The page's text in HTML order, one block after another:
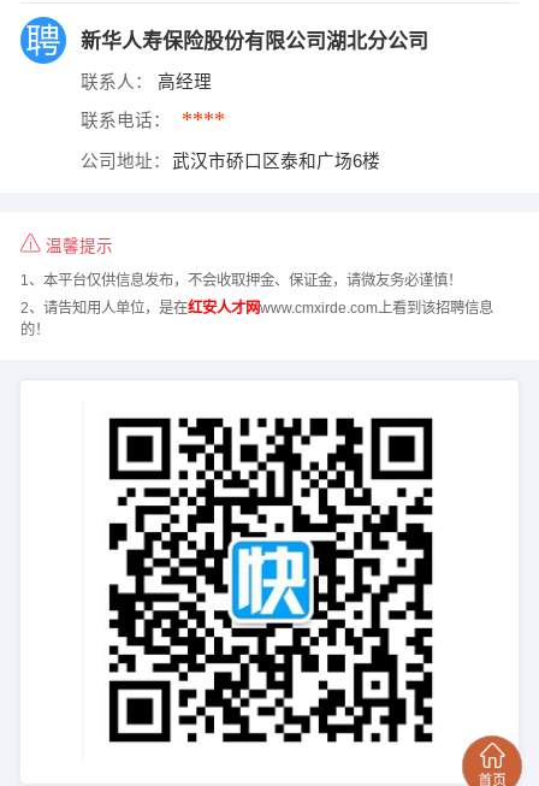
新华人寿保险股份有限公司湖北分公司
联系人： 高经理
联系电话： ****
公司地址： 武汉市硚口区泰和广场6楼
温馨提示
1、本平台仅供信息发布，不会收取押金、保证金，请微友务必谨慎！
2、请告知用人单位，是在红安人才网www.cmxirde.com上看到该招聘信息
的！